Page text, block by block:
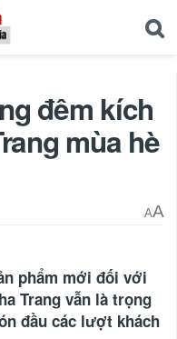
đêm kích
mùa hè
AA
phẩm mới đối với
Trang vẫn là trọng
đầu các lượt khách